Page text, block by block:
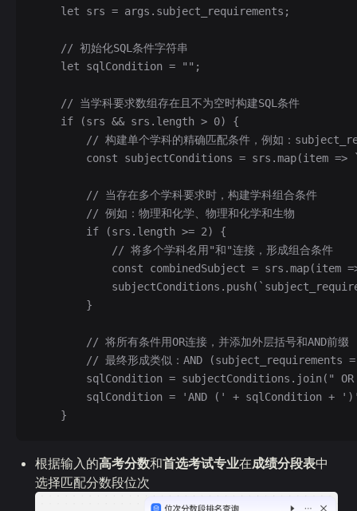
    let srs = args.subject_requirements;
    // 初始化SQL条件字符串
    let sqlCondition = "";
    // 当学科要求数组存在且不为空时构建SQL条件
    if (srs && srs.length > 0) {
// 构建单个学科的精确匹配条件，例如：
const subjectConditions = srs.map(item =>
        // 当存在多个学科要求时，构建学科组合条件
        // 例如：物理和化学、物理和化学和生物
        if (srs.length >= 2) {
            // 将多个学科名用"和"连接，形成组合条件
const combinedSubject = srs.map(item
        }
        // 将所有条件用OR连接，并添加外层括号和AND前缀
// 最终形成类似：AND (subject_requirements
sqlCondition = subjectConditions.join(" OR
sqlCondition = 'AND (' + sqlCondition +
    }
根据输入的高考分数和首选考试专业在成绩分段表中
选择匹配分数段位次